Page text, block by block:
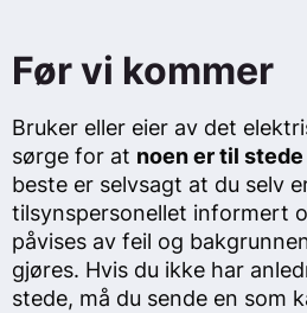
Før vi kommer
Bruker eller eier av det
sørge for at noen er til
beste er selvsagt at du selv
tilsynspersonellet informert
påvises av feil og
gjøres. Hvis du ikke har
stede, må du sende en som